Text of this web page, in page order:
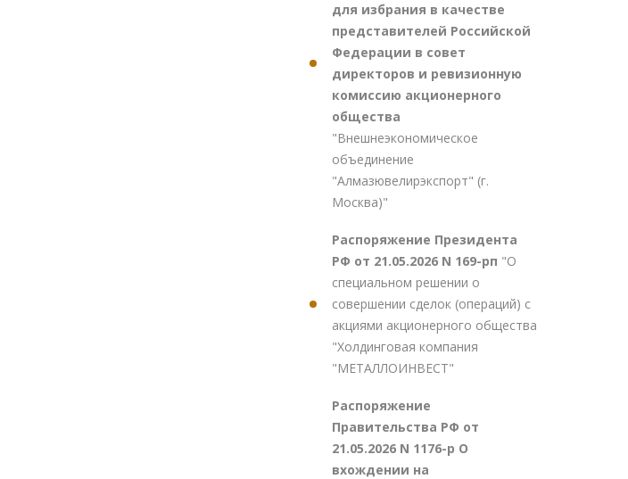
для избрания в качестве
представителей Российской
Федерации в совет
директоров и ревизионную
комиссию акционерного
общества
"Внешнеэкономическое
объединение
"Алмазювелирэкспорт" (г.
Москва)"
Распоряжение Президента
РФ от 21.05.2026 N 169-рп "О
специальном решении о
совершении сделок (операций) с
акциями акционерного общества
"Холдинговая компания
"МЕТАЛЛОИНВЕСТ"
Распоряжение
Правительства РФ от
21.05.2026 N 1176-р О
вхождении на